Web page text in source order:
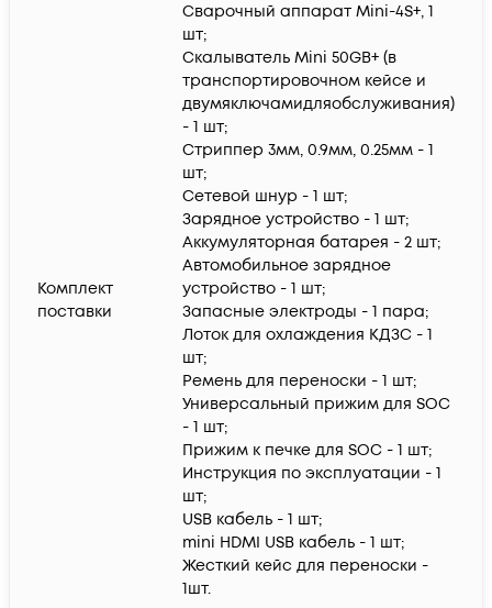
Комплект
поставки
Сварочный аппарат Mini-4S+, 1
шт;
Скалыватель Mini 50GB+ (в
транспортировочном кейсе и
двумяключамидляобслуживания)
- 1 шт;
Стриппер 3мм, 0.9мм, 0.25мм - 1
шт;
Сетевой шнур - 1 шт;
Зарядное устройство - 1 шт;
Аккумуляторная батарея - 2 шт;
Автомобильное зарядное
устройство - 1 шт;
Запасные электроды - 1 пара;
Лоток для охлаждения КДЗС - 1
шт;
Ремень для переноски - 1 шт;
Универсальный прижим для SOC
- 1 шт;
Прижим к печке для SOC - 1 шт;
Инструкция по эксплуатации - 1
шт;
USB кабель - 1 шт;
mini HDMI USB кабель - 1 шт;
Жесткий кейс для переноски -
1шт.